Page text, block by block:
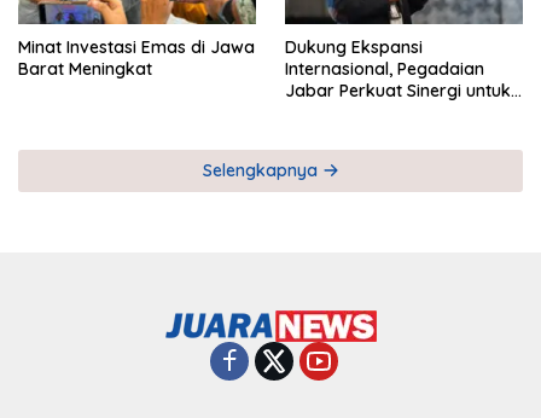
Minat Investasi Emas di Jawa
Barat Meningkat
Dukung Ekspansi
Internasional, Pegadaian
Jabar Perkuat Sinergi untuk
Selengkapnya